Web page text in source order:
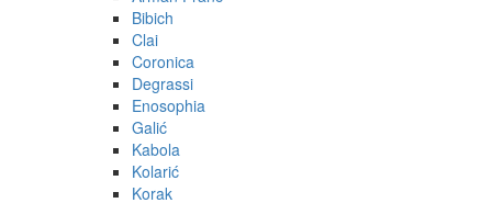
Bibich
Clai
Coronica
Degrassi
Enosophia
Galić
Kabola
Kolarić
Korak